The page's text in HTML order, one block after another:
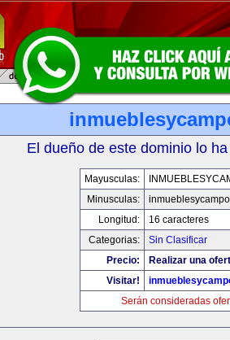
El dueño de este dominio lo
Mayusculas:
Minusculas:
Longitud:
16 caracteres
Categorias:
Sin Clasificar
Precio:
Realizar una
Visitar!
Serán consideradas